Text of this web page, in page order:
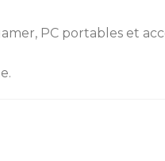
PC portables et